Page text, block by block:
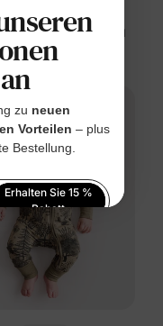
Grau
$43.99
zu neuen
Vorteilen – plus
Bestellung.
Erhalten Sie 15 %
Rabatt
Sie unserer
zu